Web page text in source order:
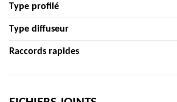
Type profilé
Type diffuseur
Raccords rapides